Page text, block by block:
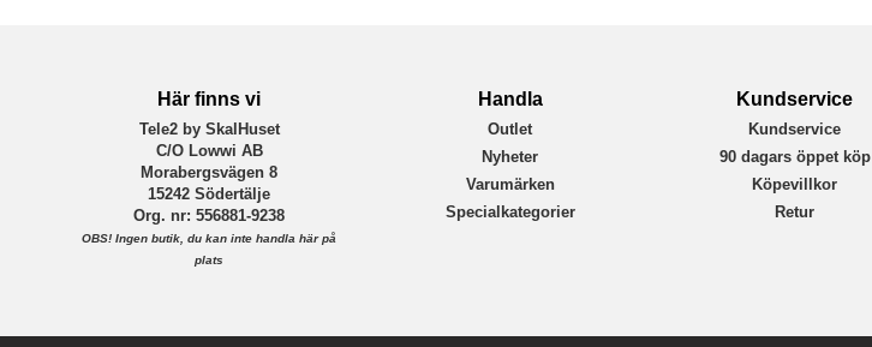
Här finns vi
Tele2 by SkalHuset
C/O Lowwi AB
Morabergsvägen 8
15242 Södertälje
Org. nr: 556881-9238
OBS! Ingen butik, du kan inte handla här på
plats
Handla
Outlet
Nyheter
Varumärken
Specialkategorier
Kundservice
Kundservice
90 dagars öppet köp
Köpevillkor
Retur